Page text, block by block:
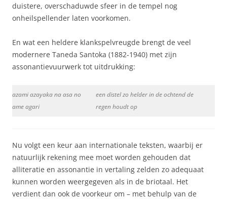
duistere, overschaduwde sfeer in de tempel nog
onheilspellender laten voorkomen.
En wat een heldere klankspelvreugde brengt de veel
modernere Taneda Santoka (1882-1940) met zijn
assonantievuurwerk tot uitdrukking:
azami azayaka na asa no
ame agari
een distel zo helder in de ochtend de
regen houdt op
Nu volgt een keur aan internationale teksten, waarbij er
natuurlijk rekening mee moet worden gehouden dat
alliteratie en assonantie in vertaling zelden zo adequaat
kunnen worden weergegeven als in de briotaal. Het
verdient dan ook de voorkeur om – met behulp van de